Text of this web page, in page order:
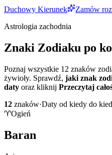
Duchowy Kierunek
Zamów
Astrologia zachodnia
Znaki Zodiaku po
Poznaj wszystkie 12 znaków
żywioły. Sprawdź, jaki znak
daty oraz kliknij Przeczytaj
12 znaków·Daty od kiedy do
♈Ogień
Baran